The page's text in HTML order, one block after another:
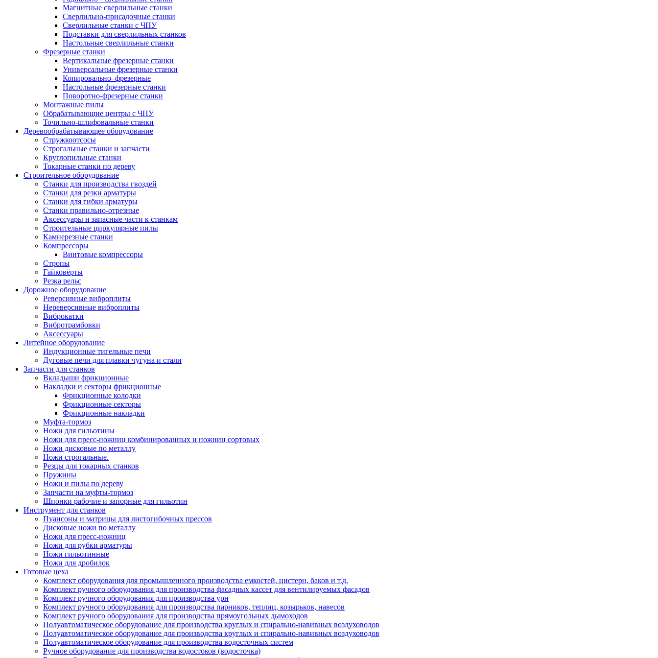
Магнитные сверлильные станки
Сверлильно-присадочные станки
Сверлильные станки с ЧПУ
Подставки для сверлильных станков
Настольные сверлильные станки
Фрезерные станки
Вертикальные фрезерные станки
Универсальные фрезерные станки
Копировально–фрезерные
Настольные фрезерные станки
Поворотно-фрезерные станки
Монтажные пилы
Обрабатывающие центры с ЧПУ
Точильно-шлифовальные станки
Деревообрабатывающее оборудование
Стружкоотсосы
Строгальные станки и запчасти
Круглопильные станки
Токарные станки по дереву
Строительное оборудование
Станки для производства гвоздей
Станки для резки арматуры
Станки для гибки арматуры
Станки правильно-отрезные
Аксессуары и запасные части к станкам
Строительные циркулярные пилы
Камнерезные станки
Компрессоры
Винтовые компрессоры
Стропы
Гайковёрты
Резка рельс
Дорожное оборудование
Реверсивные виброплиты
Нереверсивные виброплиты
Виброкатки
Вибротрамбовки
Аксессуары
Литейное оборудование
Индукционные тигельные печи
Дуговые печи для плавки чугуна и стали
Запчасти для станков
Вкладыши фрикционные
Накладки и секторы фрикционные
Фрикционные колодки
Фрикционные секторы
Фрикционные накладки
Муфта-тормоз
Ножи для гильотины
Ножи для пресс-ножниц комбинированных и ножниц сортовых
Ножи дисковые по металлу
Ножи строгальные.
Резцы для токарных станков
Пружины
Ножи и пилы по дереву
Запчасти на муфты-тормоз
Шпонки рабочие и запорные для гильотин
Инструмент для станков
Пуансоны и матрицы для листогибочных прессов
Дисковые ножи по металлу
Ножи для пресс-ножниц
Ножи для рубки арматуры
Ножи гильотинные
Ножи для дробилок
Готовые цеха
Комплект оборудования для промышленного производства емкостей, цистерн, баков и т.д.
Комплект ручного оборудования для производства фасадных кассет для вентилируемых фасадов
Комплект ручного оборудования для производства урн
Комплект ручного оборудования для производства парников, теплиц, козырьков, навесов
Комплект ручного оборудования для производства прямоугольных дымоходов
Полуавтоматическое оборудование для производства круглых и спирально-навивных воздуховодов
Полуавтоматическое оборудование для производства круглых и спирально-навивных воздуховодов
Полуавтоматическое оборудование для производства водосточных систем
Ручное оборудование для производства водостоков (водосточка)